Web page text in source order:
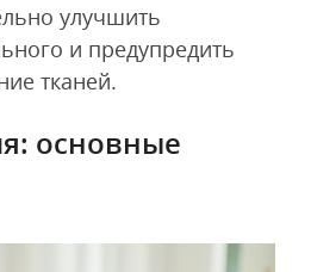
улучшить
и предупредить
тканей.
основные